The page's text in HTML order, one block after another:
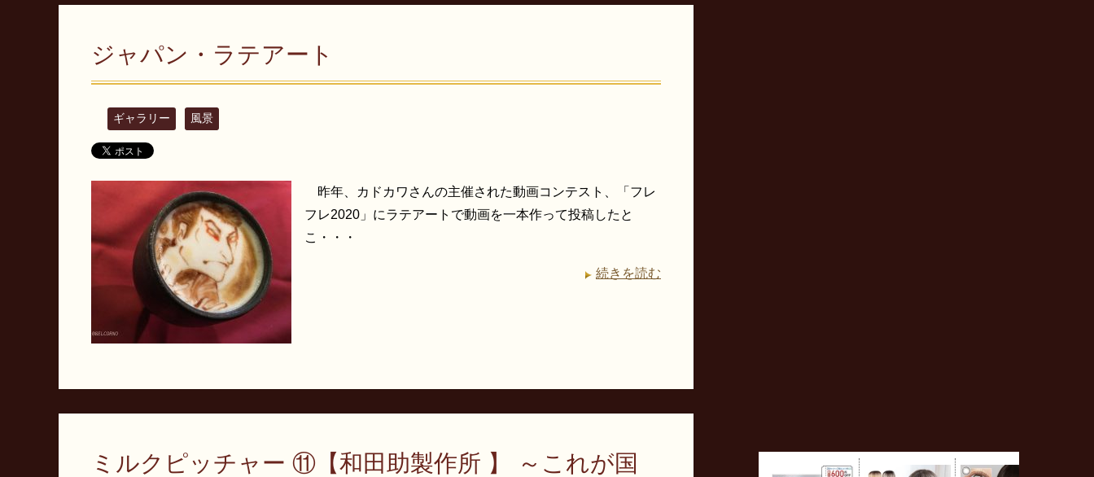
ジャパン・ラテアート
ギャラリー 風景
昨年、カドカワさんの主催された動画コンテスト、「フレ
フレ2020」にラテアートで動画を一本作って投稿したと
こ・・・
続きを読む
ミルクピッチャー ⑪【和田助製作所 】 ～これが国